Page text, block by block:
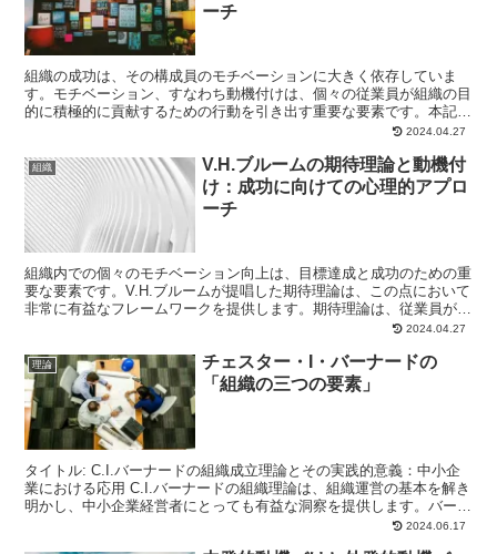
ーチ
組織の成功は、その構成員のモチベーションに大きく依存していま
す。モチベーション、すなわち動機付けは、個々の従業員が組織の目
的に積極的に貢献するための行動を引き出す重要な要素です。本記事
では、効果的なモチベーション理論とその実践方法を紹介し、...
2024.04.27
組織
V.H.ブルームの期待理論と動機付
け：成功に向けての心理的アプロ
ーチ
組織内での個々のモチベーション向上は、目標達成と成功のための重
要な要素です。V.H.ブルームが提唱した期待理論は、この点において
非常に有益なフレームワークを提供します。期待理論は、従業員がど
のようにして自らの行動を動機づけるか、そしてそのプ... 2024.04.27
理論
チェスター・I・バーナードの
「組織の三つの要素」
タイトル: C.I.バーナードの組織成立理論とその実践的意義：中小企
業における応用 C.I.バーナードの組織理論は、組織運営の基本を解き
明かし、中小企業経営者にとっても有益な洞察を提供します。バーナ
2024.06.17